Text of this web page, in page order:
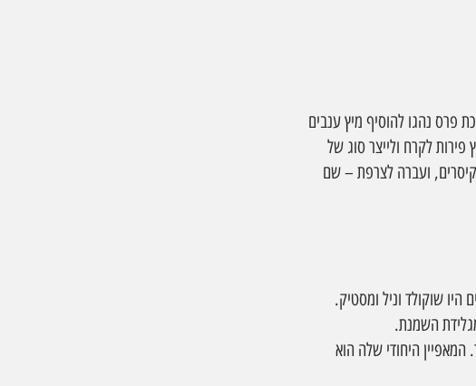
פרס נהגו להוסיף מיץ ענבים
לקרח ולייצר סוג של
ועברה לצרפת – שם
המאפיין היחודי שלה הוא